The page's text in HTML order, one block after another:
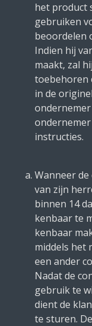
het product
gebruiken
beoordelen
Indien hij
maakt, zal
toebehoren
in de
instructies.
Wanneer
van zijn
binnen 14
kenbaar te
kenbaar
middels het
een ander
Nadat de
gebruik te
dient de
te sturen.